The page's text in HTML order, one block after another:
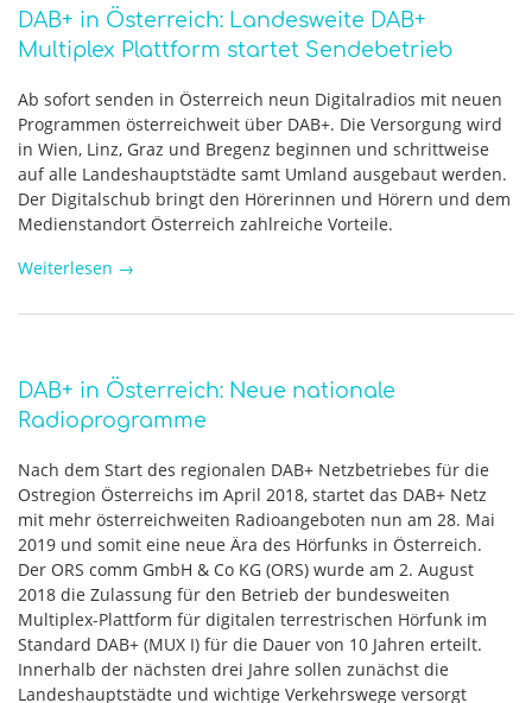
DAB+ in Österreich: Landesweite DAB+
Multiplex Plattform startet Sendebetrieb
Ab sofort senden in Österreich neun Digitalradios mit neuen
Programmen österreichweit über DAB+. Die Versorgung wird
in Wien, Linz, Graz und Bregenz beginnen und schrittweise
auf alle Landeshauptstädte samt Umland ausgebaut werden.
Der Digitalschub bringt den Hörerinnen und Hörern und dem
Medienstandort Österreich zahlreiche Vorteile.
Weiterlesen →
DAB+ in Österreich: Neue nationale
Radioprogramme
Nach dem Start des regionalen DAB+ Netzbetriebes für die
Ostregion Österreichs im April 2018, startet das DAB+ Netz
mit mehr österreichweiten Radioangeboten nun am 28. Mai
2019 und somit eine neue Ära des Hörfunks in Österreich.
Der ORS comm GmbH & Co KG (ORS) wurde am 2. August
2018 die Zulassung für den Betrieb der bundesweiten
Multiplex-Plattform für digitalen terrestrischen Hörfunk im
Standard DAB+ (MUX I) für die Dauer von 10 Jahren erteilt.
Innerhalb der nächsten drei Jahre sollen zunächst die
Landeshauptstädte und wichtige Verkehrswege versorgt